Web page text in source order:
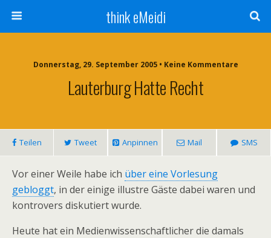
think eMeidi
Donnerstag, 29. September 2005 • Keine Kommentare
Lauterburg Hatte Recht
Teilen Tweet Anpinnen Mail SMS
Vor einer Weile habe ich über eine Vorlesung
gebloggt, in der einige illustre Gäste dabei waren und
kontrovers diskutiert wurde.
Heute hat ein Medienwissenschaftlicher die damals